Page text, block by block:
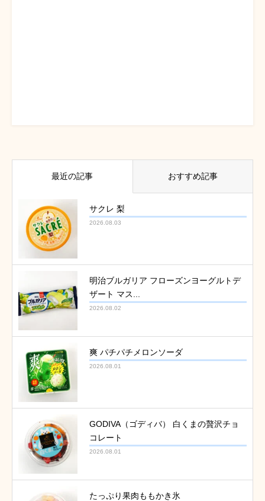
最近の記事 おすすめ記事
サクレ 梨
2026.08.03
明治ブルガリア フローズンヨーグルトデ
ザート マス...
2026.08.02
爽 パチパチメロンソーダ
2026.08.01
GODIVA（ゴディバ） 白くまの贅沢チョ
コレート
2026.08.01
たっぷり果肉ももかき氷